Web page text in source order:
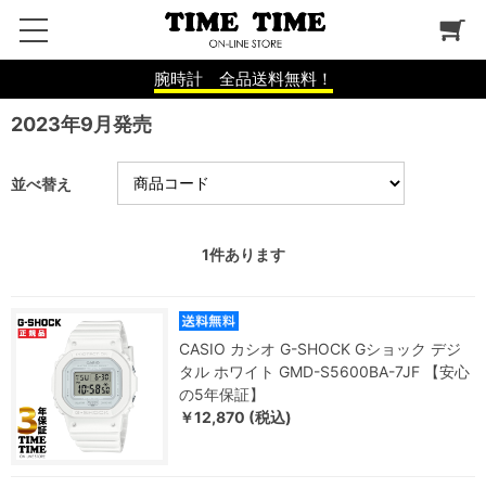
腕時計 全品送料無料！
2023年9月発売
並べ替え
1件あります
CASIO カシオ G-SHOCK Gショック デジ
タル ホワイト GMD-S5600BA-7JF 【安心
の5年保証】
￥12,870 (税込)